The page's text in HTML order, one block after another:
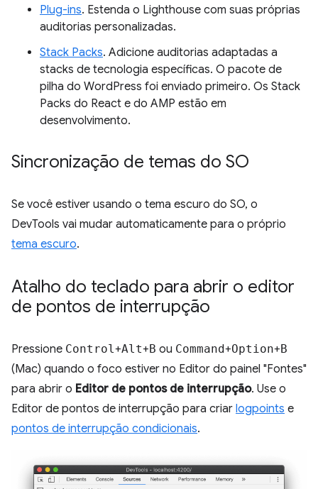
Plug-ins. Estenda o Lighthouse com suas próprias
auditorias personalizadas.
Stack Packs. Adicione auditorias adaptadas a
stacks de tecnologia específicas. O pacote de
pilha do WordPress foi enviado primeiro. Os Stack
Packs do React e do AMP estão em
desenvolvimento.
Sincronização de temas do SO
Se você estiver usando o tema escuro do SO, o
DevTools vai mudar automaticamente para o próprio
tema escuro.
Atalho do teclado para abrir o editor
de pontos de interrupção
Pressione Control +Alt+B ou Command+Option+B
(Mac) quando o foco estiver no Editor do painel "Fontes"
para abrir o Editor de pontos de interrupção. Use o
Editor de pontos de interrupção para criar logpoints e
pontos de interrupção condicionais.